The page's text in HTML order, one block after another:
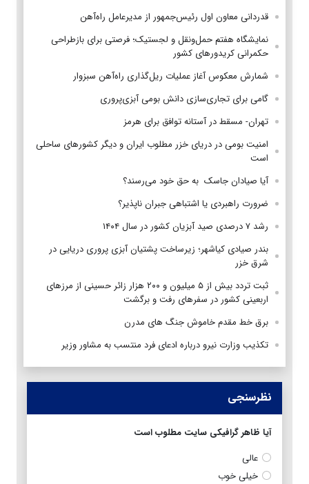
قدردانی معاون اول رئیس‌جمهور از مدیرعامل راه‌آهن
نمایشگاه هفتم حمل‌ونقل و لجستیک؛ فرصتی برای بازطراحی
حکمرانی کریدورهای کشور
شمارش معکوس آغاز عملیات ریل‌گذاری راه‌آهن سبزوار
گامی برای تجاری‌سازی دانش بومی آبزی‌پروری
تهران- مسقط در آستانه توافق برای هرمز
امنیت بومی در دریای خزر مطلوب ایران و دیگر کشورهای ساحلی
است
آیا صیادان جاسک به حق خود می‌رسند؟
ضرورت راهبردی یا اشتباهی جبران ناپذیر؟
رشد ۷ درصدی صید آبزیان کشور در سال ۱۴۰۴
بندر صیادی کیاشهر؛ زیرساخت پشتیان آبزی پروری دریایی در
شرق خزر
ثبت تردد بیش از ۵ میلیون و ۲۰۰ هزار زائر حسینی از مرزهای
اربعینی کشور در سفرهای رفت و برگشت
برق خط مقدم خاموش جنگ های مدرن
تکذیب وزارت نیرو درباره ادعای فرد منتسب به مشاور وزیر
نظرسنجی
آیا ظاهر گرافیکی سایت مطلوب است
عالی
خیلی خوب